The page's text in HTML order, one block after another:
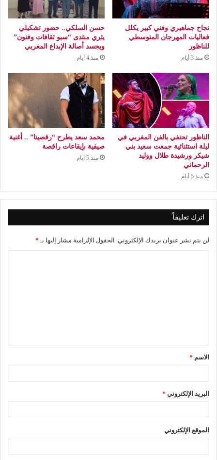
نجاح جماهيري وفني كبير يكلل
فعاليات المهرجان المتوسطي
للناظور
منذ 3 أيام
حسن السلكي.. حضور تشكيلي
يثري منتدى “سبو ثقافات وفنون”
ويجسد أصالة الإبداع المغربي
منذ 4 أيام
الناظور تحتفي بالفن المغربي في
ليلة استثنائية جمعت سعيد بني
شيكر ورشيدة طلال ووليد
الرحماني
منذ 5 أيام
محمد سعد يطرح “رقصينا” .. أغنية
صيفية بإيقاعات راقصة
منذ 5 أيام
اترك تعليقاً
لن يتم نشر عنوان بريدك الإلكتروني. الحقول الإلزامية مشار إليها بـ *
ق
*الاسم *
البريد الإلكتروني *
الموقع الإلكتروني